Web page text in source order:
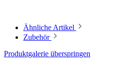
Ähnliche Artikel
Zubehör
Produktgalerie überspringen